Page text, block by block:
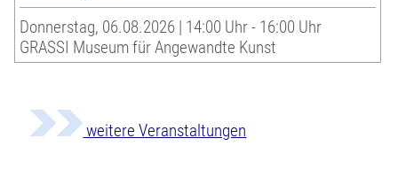
Donnerstag, 06.08.2026 | 14:00 Uhr - 16:00 Uhr
GRASSI Museum für Angewandte Kunst
weitere Veranstaltungen